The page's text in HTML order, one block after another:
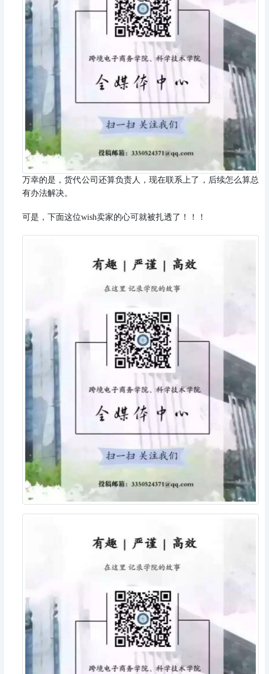
万幸的是，货代公司还算负责人，现在联系上了，后续怎么算总
有办法解决。
可是，下面这位wish卖家的心可就被扎透了！！！